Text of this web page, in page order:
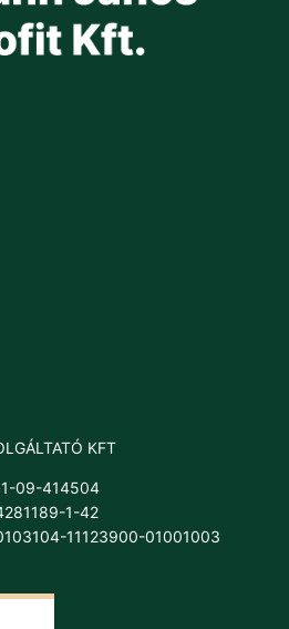
KFT
09-414504
1-42
11123900-01001003